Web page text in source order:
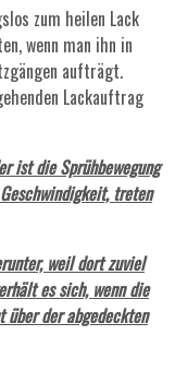
zum heilen Lack
wenn man ihn in
aufträgt.
Lackauftrag
ist die Sprühbewegung
treten
weil dort zuviel
es sich, wenn die
über der abgedeckten